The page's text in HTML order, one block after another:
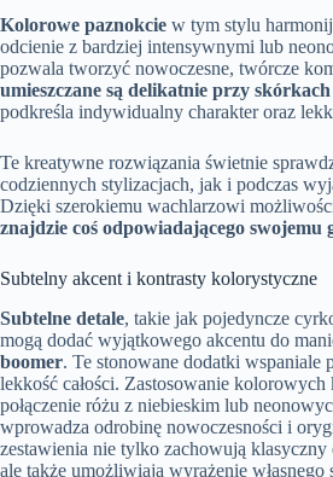
Kolorowe paznokcie w tym stylu
odcienie z bardziej intensywnymi lub
pozwala tworzyć nowoczesne, twórcze
umieszczane są delikatnie przy
podkreśla indywidualny charakter oraz
Te kreatywne rozwiązania świetnie
codziennych stylizacjach, jak i podczas
Dzięki szerokiemu wachlarzowi
znajdzie coś odpowiadającego swojemu
Subtelny akcent i kontrasty kolorystyczne
Subtelne detale, takie jak pojedyncze
mogą dodać wyjątkowego akcentu do
boomer. Te stonowane dodatki wspaniale
lekkość całości. Zastosowanie kolorowych
połączenie różu z niebieskim lub
wprowadza odrobinę nowoczesności i
zestawienia nie tylko zachowują klasyczny
ale także umożliwiają wyrażenie własnego